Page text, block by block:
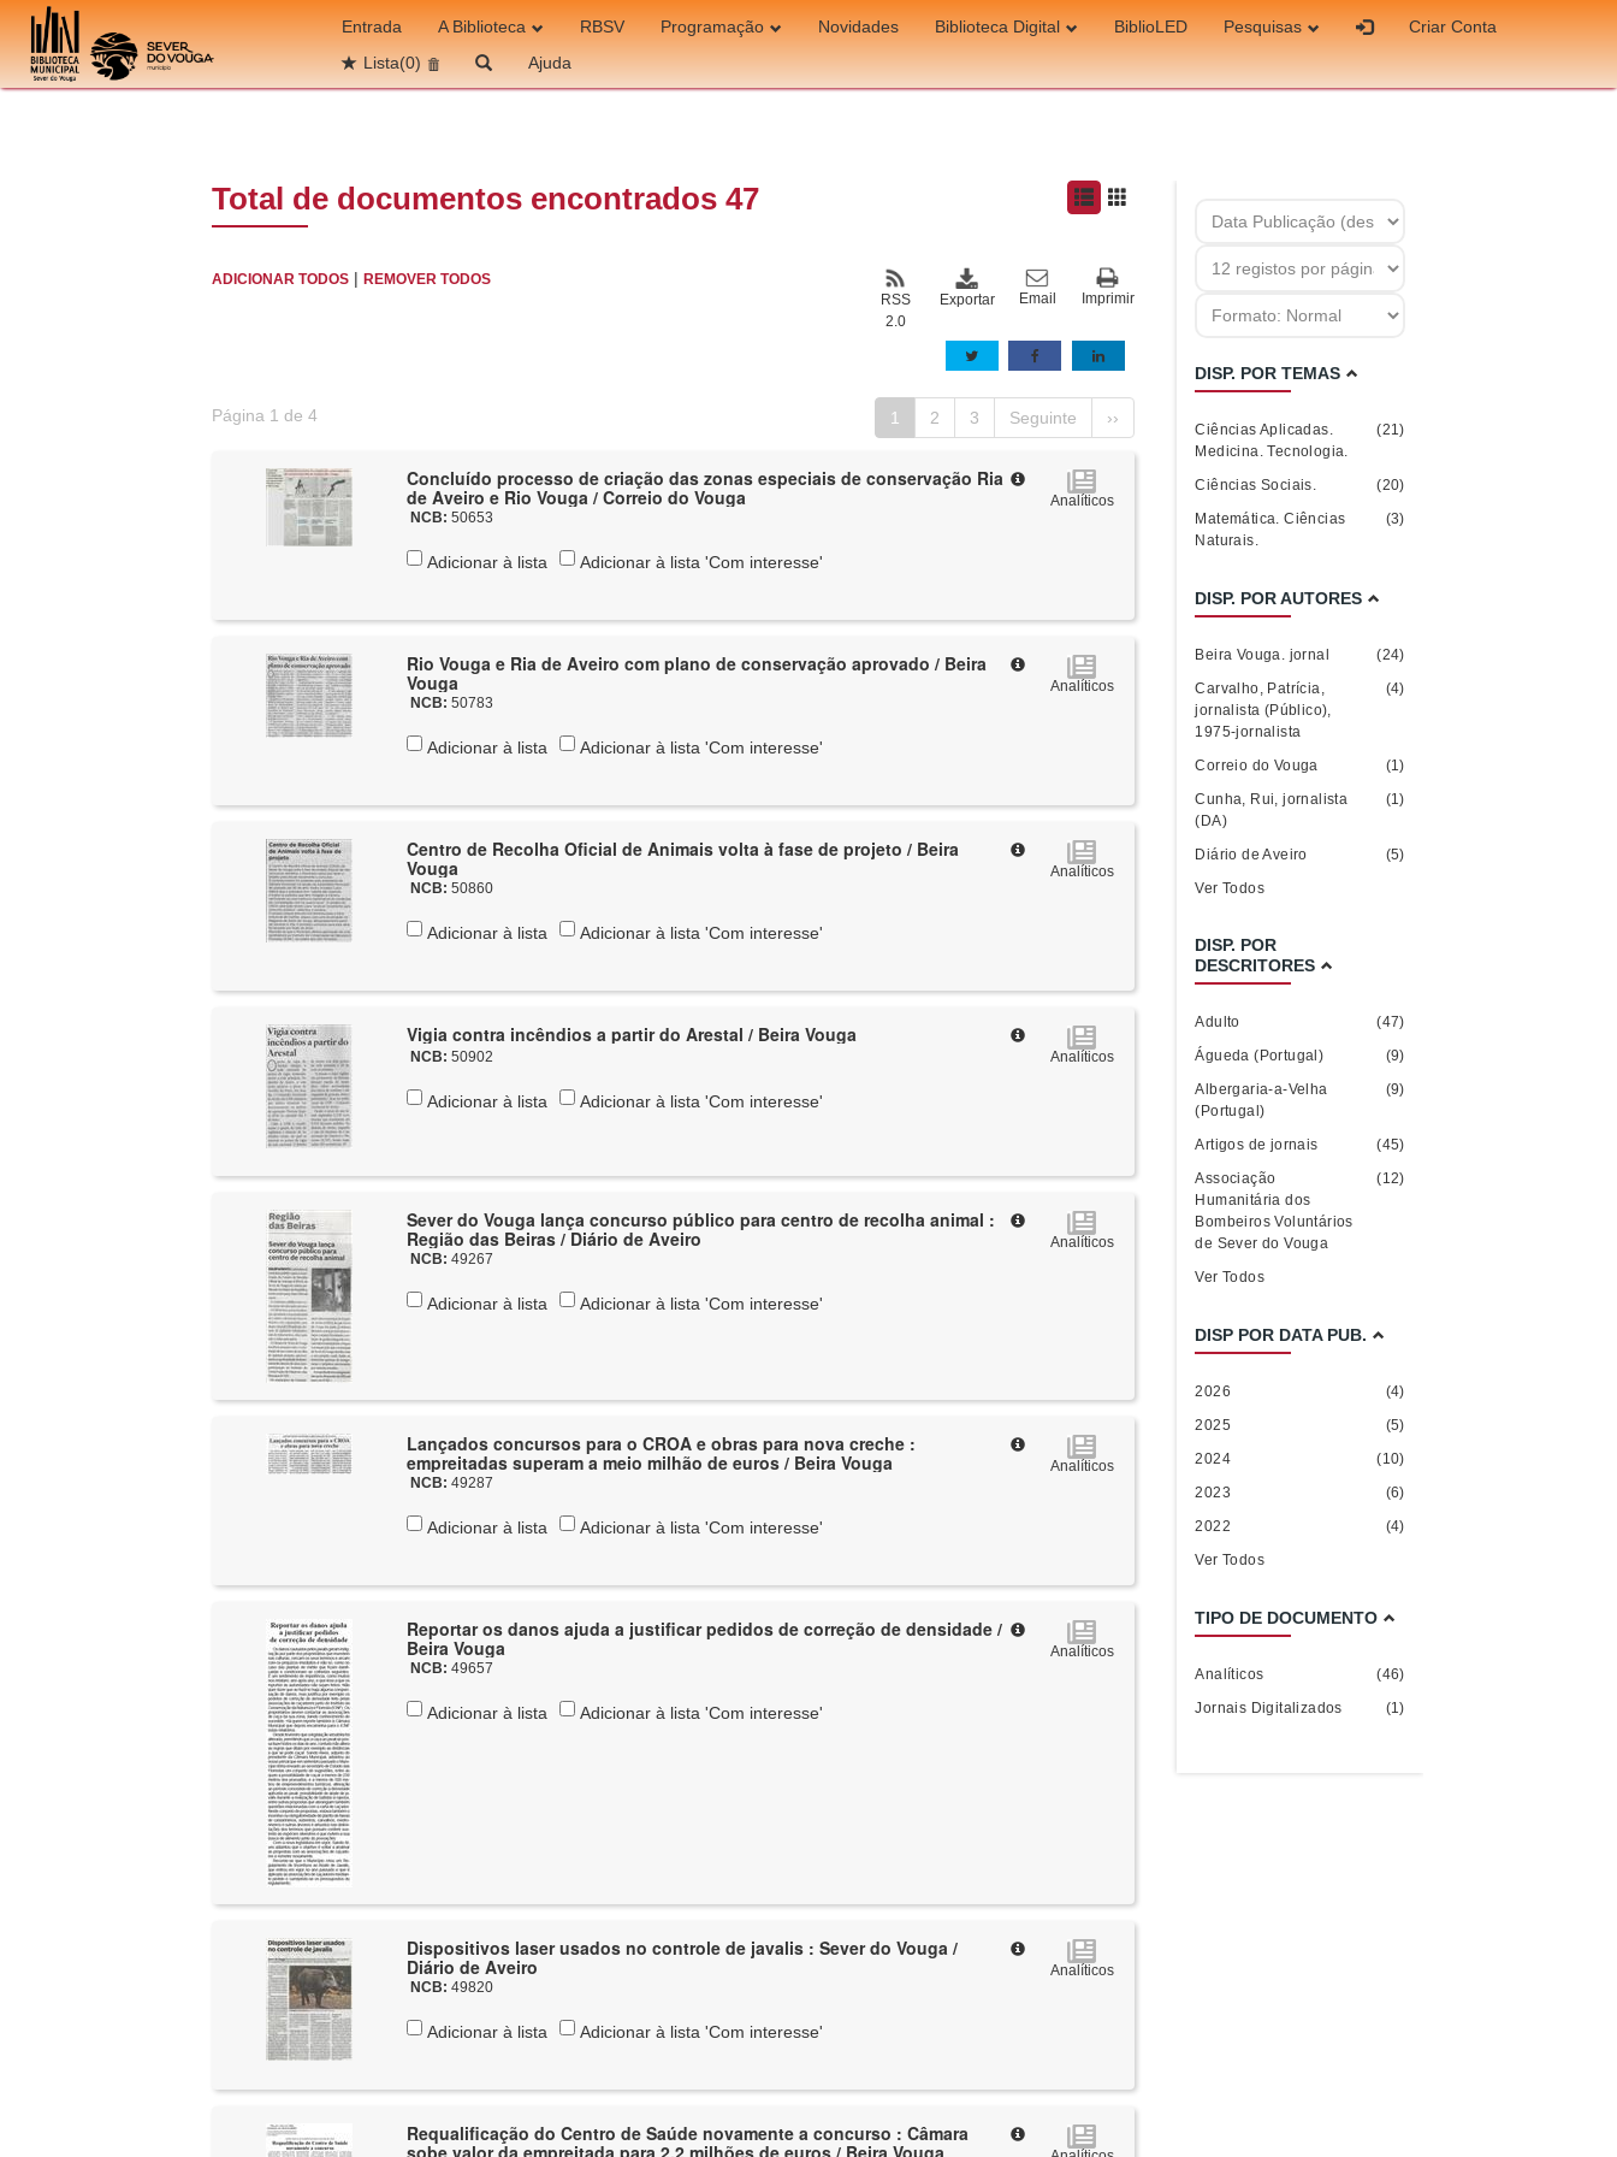
Ir para o conteúdo
Entrada A Biblioteca RBSV Programação Novidades Biblioteca Digital BiblioLED Pesquisas
Criar Conta
Lista(0) Ajuda
Total de documentos encontrados 47
ADICIONAR TODOS |REMOVER TODOS
Imprimir
Email
Exportar
RSS
2.0
Página 1 de 4 1 2 3 Seguinte ››
Concluído processo de criação das zonas especiais de conservação Ria
de Aveiro e Rio Vouga / Correio do Vouga
NCB:50653
Analíticos
Adicionar à lista Adicionar à lista 'Com interesse'
Rio Vouga e Ria de Aveiro com plano de conservação aprovado / Beira
Vouga
NCB:50783
Analíticos
Adicionar à lista Adicionar à lista 'Com interesse'
Centro de Recolha Oficial de Animais volta à fase de projeto / Beira
Vouga
NCB:50860
Analíticos
Adicionar à lista Adicionar à lista 'Com interesse'
Vigia contra incêndios a partir do Arestal / Beira Vouga
NCB:50902 Analíticos
Adicionar à lista Adicionar à lista 'Com interesse'
Sever do Vouga lança concurso público para centro de recolha animal :
Região das Beiras / Diário de Aveiro
NCB:49267
Analíticos
Adicionar à lista Adicionar à lista 'Com interesse'
Lançados concursos para o CROA e obras para nova creche :
empreitadas superam a meio milhão de euros / Beira Vouga
NCB:49287
Analíticos
Adicionar à lista Adicionar à lista 'Com interesse'
Reportar os danos ajuda a justificar pedidos de correção de densidade /
Beira Vouga
NCB:49657
Analíticos
Adicionar à lista Adicionar à lista 'Com interesse'
Dispositivos laser usados no controle de javalis : Sever do Vouga /
Diário de Aveiro
NCB:49820
Analíticos
Adicionar à lista Adicionar à lista 'Com interesse'
Requalificação do Centro de Saúde novamente a concurso : Câmara
sobe valor da empreitada para 2,2 milhões de euros / Beira Vouga
DISP. POR TEMAS
Ciências Aplicadas.
Medicina. Tecnologia.
(21)
Ciências Sociais.
(20)
Matemática. Ciências
Naturais.
(3)
DISP. POR AUTORES
Beira Vouga. jornal
(24)
Carvalho, Patrícia,
jornalista (Público),
1975-jornalista
(4)
Correio do Vouga
(1)
Cunha, Rui, jornalista
(DA)
(1)
Diário de Aveiro
(5)
Ver Todos
DISP. POR
DESCRITORES
Adulto
(47)
Águeda (Portugal)
(9)
Albergaria-a-Velha
(Portugal)
(9)
Artigos de jornais
(45)
Associação
Humanitária dos
Bombeiros Voluntários
de Sever do Vouga
(12)
Ver Todos
DISP POR DATA PUB.
2026
(4)
2025
(5)
2024
(10)
2023
(6)
2022
(4)
Ver Todos
TIPO DE DOCUMENTO
Analíticos
(46)
Jornais Digitalizados
(1)